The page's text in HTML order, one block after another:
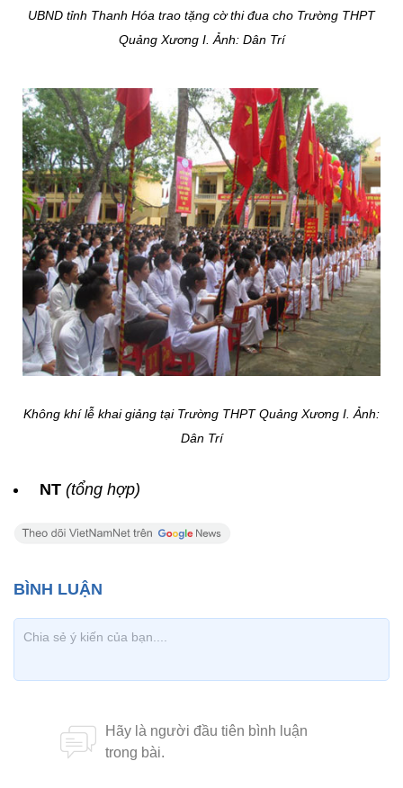
UBND tỉnh Thanh Hóa trao tặng cờ thi đua cho Trường THPT
Quảng Xương I. Ảnh: Dân Trí
Không khí lễ khai giảng tại Trường THPT Quảng Xương I. Ảnh:
Dân Trí
NT (tổng hợp)